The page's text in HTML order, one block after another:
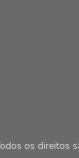
os direitos